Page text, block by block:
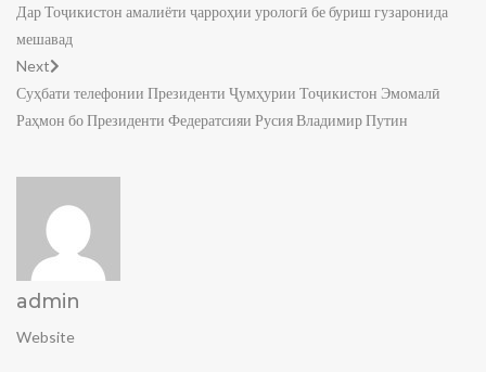
Дар Тоҷикистон амалиёти ҷарроҳии урологӣ бе буриш гузаронида
мешавад
Next
Суҳбати телефонии Президенти Ҷумҳурии Тоҷикистон Эмомалӣ
Раҳмон бо Президенти Федератсияи Русия Владимир Путин
admin
Website